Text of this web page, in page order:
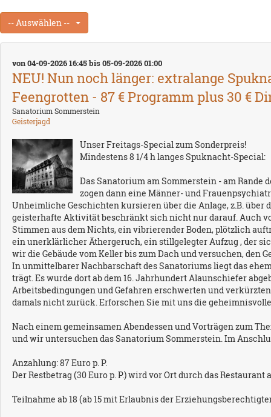
-- Auswählen --
von 04-09-2026 16:45 bis 05-09-2026 01:00
NEU! Nun noch länger: extralange
Feengrotten - 87 € Programm plus 30 €
Sanatorium Sommerstein
Geisterjagd
Unser Freitags-Special zum Sonderpreis!
Mindestens 8 1/4 h langes Spuknacht-Special:
Das Sanatorium am Sommerstein - am Rande
zogen dann eine Männer- und
Unheimliche Geschichten kursieren über die Anlage, z.B. über
geisterhafte Aktivität beschränkt sich nicht nur darauf. Auch
Stimmen aus dem Nichts, ein vibrierender Boden, plötzlich
ein unerklärlicher Äthergeruch, ein stillgelegter Aufzug , der
wir die Gebäude vom Keller bis zum Dach und versuchen, den
In unmittelbarer Nachbarschaft des Sanatoriums liegt das
trägt. Es wurde dort ab dem 16. Jahrhundert Alaunschiefer
Arbeitsbedingungen und Gefahren erschwerten und
damals nicht zurück. Erforschen Sie mit uns die
Nach einem gemeinsamen Abendessen und Vorträgen zum
und wir untersuchen das Sanatorium Sommerstein. Im
Anzahlung: 87 Euro p. P.
Der Restbetrag (30 Euro p. P.) wird vor Ort durch das Restaurant
Teilnahme ab 18 (ab 15 mit Erlaubnis der